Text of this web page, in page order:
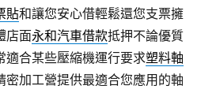
貼和讓您安心借輕鬆還您支票擁
店面永和汽車借款抵押不論優質
適合某些壓縮機運行要求塑料軸
密加工營提供最適合您應用的軸